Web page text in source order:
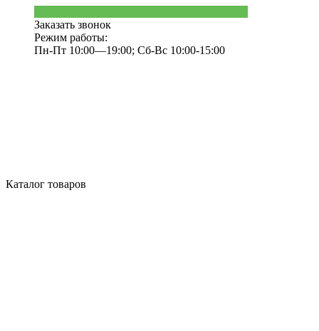
Заказать звонок
Режим работы:
Пн-Пт 10:00—19:00; Сб-Вс 10:00-15:00
Каталог товаров